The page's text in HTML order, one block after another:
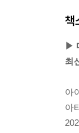
책
▶
최
아
아